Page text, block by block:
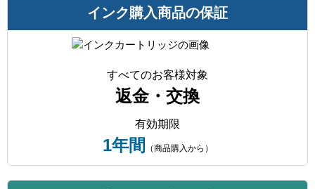
インク購入商品の保証
すべてのお客様対象
返金・交換
有効期限
1年間 （商品購入から）